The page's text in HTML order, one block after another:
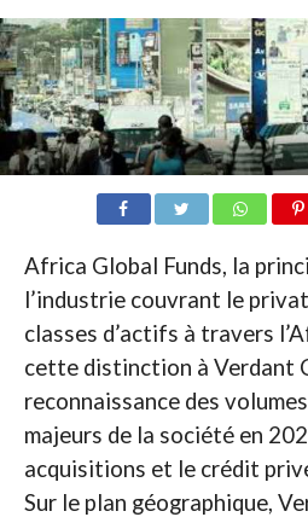
Africa Global Funds, la
l’industrie couvrant le
classes d’actifs à travers
cette distinction à Verdant
reconnaissance des
majeurs de la société en
acquisitions et le crédit
Sur le plan géographique,